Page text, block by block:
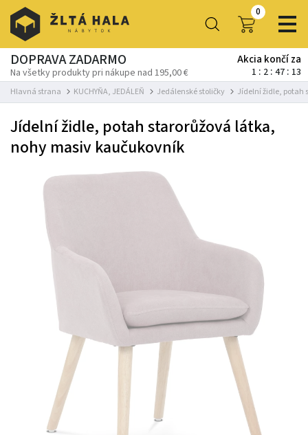
0
DOPRAVA ZADARMO
Na všetky produkty pri nákupe nad 195,00 €
Akcia končí za
1 2 47 12
Hlavná strana KUCHYŇA, JEDÁLEŇ Jedálenské stoličky Jídelní židle, potah
Jídelní židle, potah starorůžová látka,
nohy masiv kaučukovník